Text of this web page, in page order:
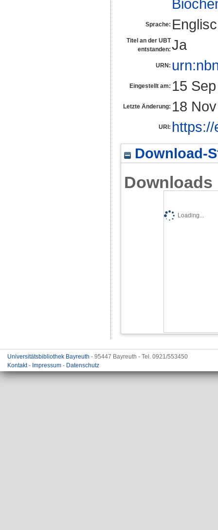
Sprache:
Titel an der UBT
entstanden: Ja
URN:
Eingestellt am: 15
Letzte Änderung: 18
URI:
Download-
Downloads
Loading...
Universitätsbibliothek Bayreuth - 95447 Bayreuth - Tel. 0921/553450
Kontakt- Impressum - Datenschutz